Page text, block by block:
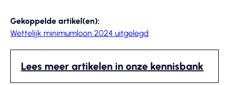
Gekoppelde artikel(en):
Wettelijk minimumloon 2024 uitgelegd
Lees meer artikelen in onze kennisbank